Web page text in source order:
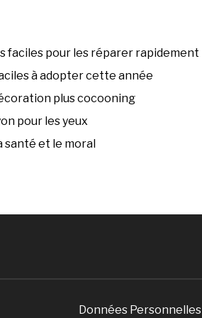
faciles pour les réparer rapidement
à adopter cette année
plus cocooning
pour les yeux
santé et le moral
Données Personnelles